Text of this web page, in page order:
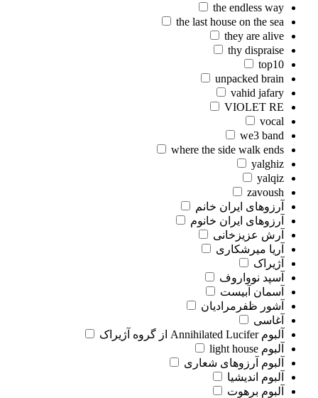
the endless way
the last house on the sea
they are alive
thy dispraise
top10
unpacked brain
vahid jafary
VIOLET RE
vocal
we3 band
where the side walk ends
yalghiz
yalqiz
zavoush
آرزوهای ایران خانم
آرزوهای ایران خانوم
آرش عزیزخانی
آریا میرشکاری
آژیراک
آسپد نوواروف
آسمان آبیست
آشور ظفرمرادیان
آغاسی
آلبوم Annihilated Lucifer از گروه آژیراک
آلبوم light house
آلبوم آرزوهای شعاری
آلبوم اندیشیا
آلبوم برهوت